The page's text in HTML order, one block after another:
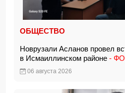
ОБЩЕСТВО
Новрузали Асланов провел
в Исмаиллинском районе -
06 августа 2026